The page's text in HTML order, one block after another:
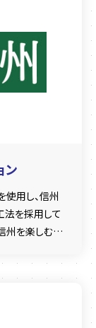
ン
用し、信州
法を採用して
州を楽しむ豊